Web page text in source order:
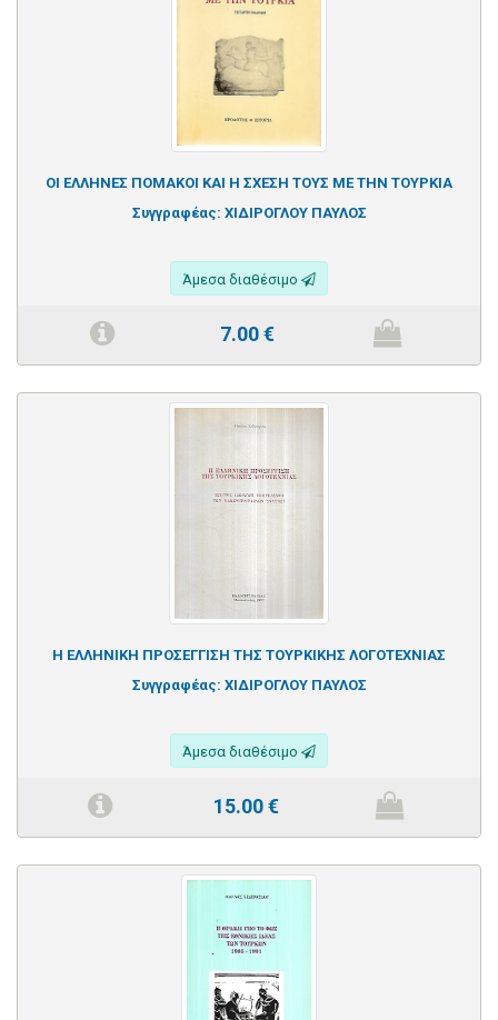
ΟΙ ΕΛΛΗΝΕΣ ΠΟΜΑΚΟΙ ΚΑΙ Η ΣΧΕΣΗ ΤΟΥΣ ΜΕ ΤΗΝ ΤΟΥΡΚΙΑ
Συγγραφέας: ΧΙΔΙΡΟΓΛΟΥ ΠΑΥΛΟΣ
Άμεσα διαθέσιμο
7.00€
Η ΕΛΛΗΝΙΚΗ ΠΡΟΣΕΓΓΙΣΗ ΤΗΣ ΤΟΥΡΚΙΚΗΣ ΛΟΓΟΤΕΧΝΙΑΣ
Συγγραφέας: ΧΙΔΙΡΟΓΛΟΥ ΠΑΥΛΟΣ
Άμεσα διαθέσιμο
15.00€